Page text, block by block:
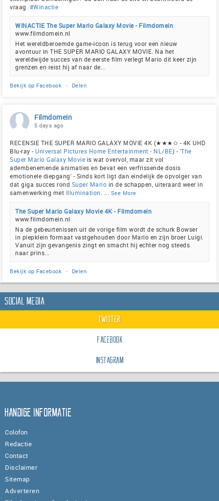
vraag. #Winactie
WINACTIE The Super Mario Galaxy Movie - Filmdomein
www.filmdomein.nl
Het wereldberoemde game-icoon is terug voor een nieuw
avontuur in THE SUPER MARIO GALAXY MOVIE. Na het
wereldwijde succes van de eerste film verlegt Mario dit keer zijn
grenzen en reist hij af naar de...
Bekijk op Facebook · Delen
Filmdomein
5 days ago
RECENSIE THE SUPER MARIO GALAXY MOVIE 4K (★★★✩ - 4K UHD
Blu-ray - Universal Pictures Home Entertainment - NL/BE) - 'The
Super Mario Galaxy Movie is wat overvol, maar zit vol
adembenemende animaties en bevat een verfrissende dosis
emotionele diepgang' - Sinds kort ligt dan eindelijk de opvolger van
dat giga succes rond Super Mario in de schappen, uiteraard weer in
samenwerking met Illumination See More
The Super Mario Galaxy Movie 4K - Filmdomein
www.filmdomein.nl
Na de gebeurtenissen uit de vorige film wordt de schurk Bowser
in piepklein formaat vastgehouden door Mario en zijn broer Luigi.
Vanuit zijn gevangenis zingt en smacht hij echter nog steeds
naar prins...
Bekijk op Facebook · Delen
Social Media
Twitter
Facebook
Instagram
Handige informatie
Colofon
Redactie
Contact
Disclaimer
Sitemap
Adverteren